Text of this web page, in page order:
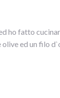
ho fatto
ed un filo